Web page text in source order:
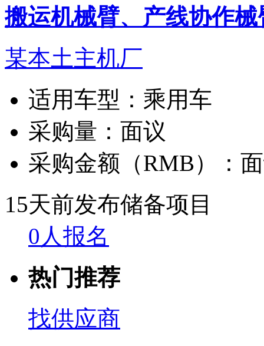
搬运机械臂、产线协作械
某本土主机厂
适用车型： 乘用车
采购量： 面议
采购金额（RMB）：
15天前发布储备项目
0人报名
热门推荐
找供应商